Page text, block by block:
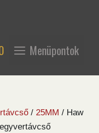
Menüpontok
/ 25MM / Haw